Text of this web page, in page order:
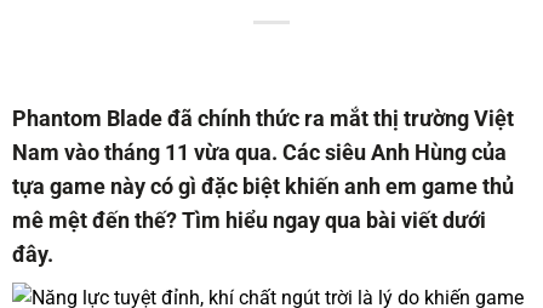
Phantom Blade đã chính thức ra mắt thị trường Việt
Nam vào tháng 11 vừa qua. Các siêu Anh Hùng của
tựa game này có gì đặc biệt khiến anh em game thủ
mê mệt đến thế? Tìm hiểu ngay qua bài viết dưới
đây.